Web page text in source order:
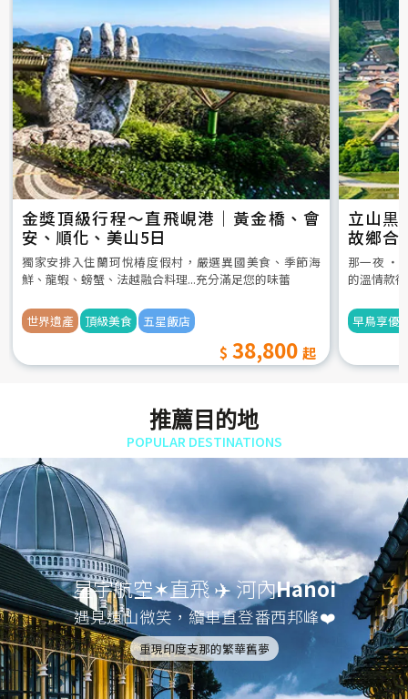
金獎頂級行程～直飛峴港｜黃金橋、會
安、順化、美山5日
獨家安排入住蘭珂悅椿度假村，嚴選異國美食、季節海
鮮、龍蝦、螃蟹、法越融合料理...充分滿足您的味蕾
世界遺產 頂級美食 五星飯店
38,800
立山黒
故鄉合
5日
那一夜 ‧
的溫情款
早鳥享優
推薦目的地
POPULAR DESTINATIONS
星宇航空✶直飛 ✈️ 河內Hanoi
遇見遠山微笑，纜車直登番西邦峰❤️
重現印度支那的繁華舊夢